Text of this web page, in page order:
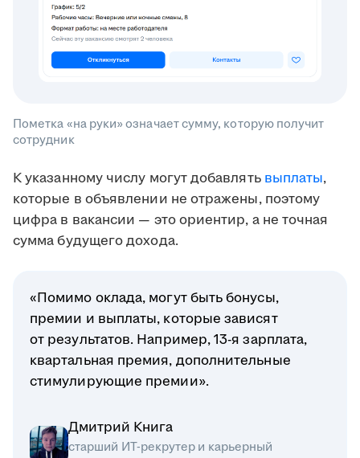
Пометка «на руки» означает сумму, которую получит
сотрудник
К указанному числу могут добавлять выплаты,
которые в объявлении не отражены, поэтому
цифра в вакансии — это ориентир, а не точная
сумма будущего дохода.
«Помимо оклада, могут быть бонусы,
премии и выплаты, которые зависят
от результатов. Например, 13-я зарплата,
квартальная премия, дополнительные
стимулирующие премии».
Дмитрий Книга
старший ИТ-рекрутер и карьерный